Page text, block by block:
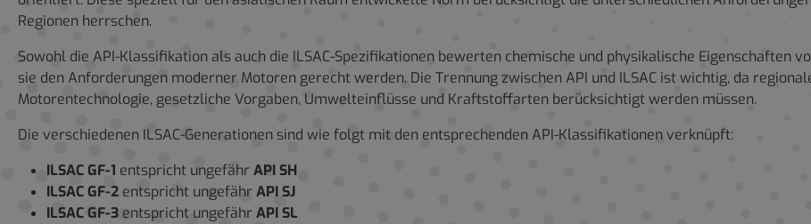
Regionen herrschen.
Sowohl die API-Klassifikation als auch die ILSAC-Spezifikationen bewerten chemische und physikalische Eigenschaften
sie den Anforderungen moderner Motoren gerecht werden. Die Trennung zwischen API und ILSAC ist wichtig, da
Motorentechnologie, gesetzliche Vorgaben, Umwelteinflüsse und Kraftstoffarten berücksichtigt werden müssen.
Die verschiedenen ILSAC-Generationen sind wie folgt mit den entsprechenden API-Klassifikationen verknüpft:
ILSAC GF-1 entspricht ungefähr API SH
ILSAC GF-2 entspricht ungefähr API SJ
ILSAC GF-3 entspricht ungefähr API SL